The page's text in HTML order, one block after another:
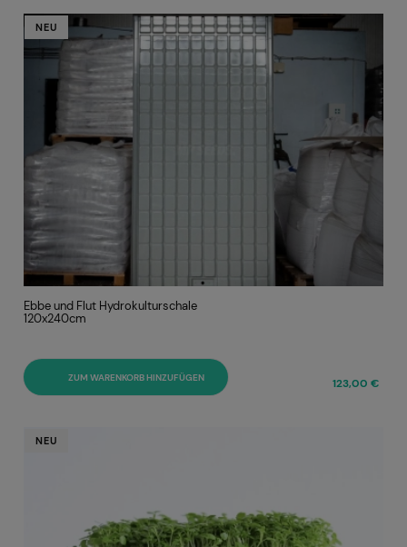
Ebbe und Flut Hydrokulturschale
120x240cm
123,00 €
ZUM WARENKORB HINZUFÜGEN
NEU
NEU